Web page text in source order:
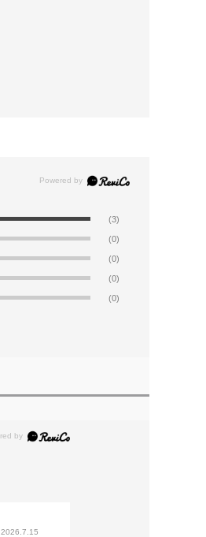
(3)
(0)
(0)
(0)
(0)
2026.7.15